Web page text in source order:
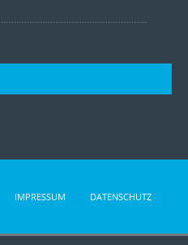
IMPRESSUM DATENSCHUTZ